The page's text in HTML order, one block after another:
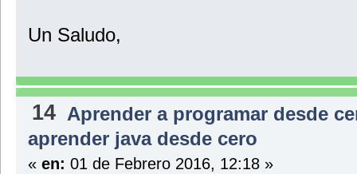
Un Saludo,
14 Aprender a programar desde
aprender java desde cero
« en: 01 de Febrero 2016, 12:18 »